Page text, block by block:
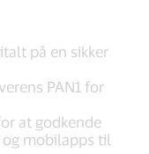
på en sikker
PAN1 for
at godkende
mobilapps til